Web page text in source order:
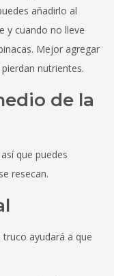
añadirlo al
y cuando no lleve
Mejor agregar
nutrientes.
de la
que puedes
resecan.
ayudará a que